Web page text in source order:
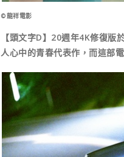
©龍祥電影
【頭文字D】20週年4K修復
人心中的青春代表作，而這部